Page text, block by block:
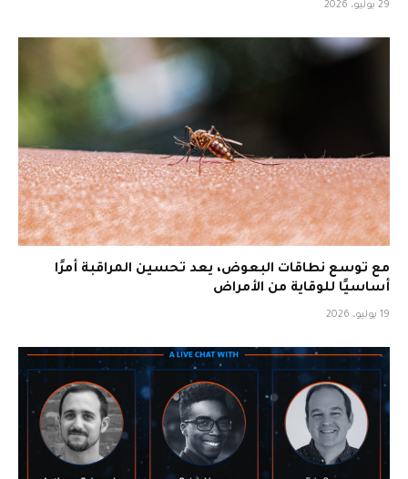
29 يوليو، 2026
مع توسع نطاقات البعوض، يعد تحسين المراقبة أمرًا
أساسيًا للوقاية من الأمراض
19 يوليو، 2026